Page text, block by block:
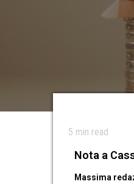
5 min read
Nota a
Massima